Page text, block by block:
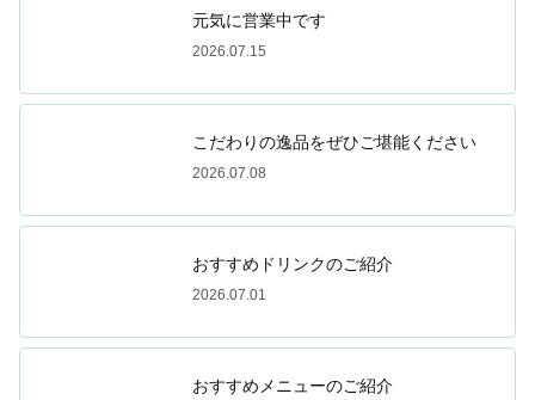
元気に営業中です
2026.07.15
こだわりの逸品をぜひご堪能ください
2026.07.08
おすすめドリンクのご紹介
2026.07.01
おすすめメニューのご紹介